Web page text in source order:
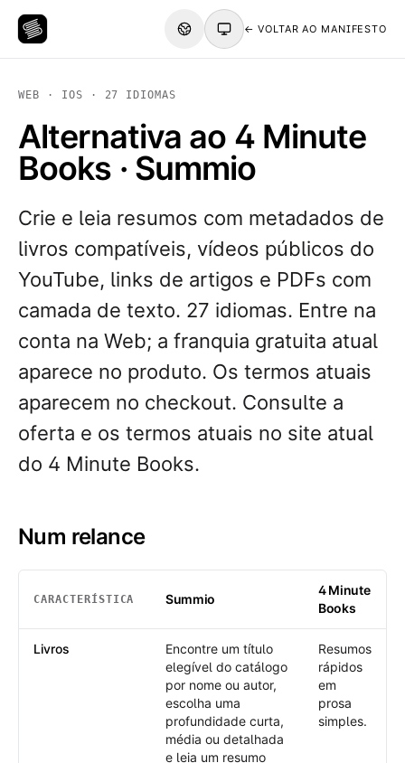
← VOLTAR AO MANIFESTO
WEB · IOS · 27 IDIOMAS
Alternativa ao 4 Minute
Books · Summio
Crie e leia resumos com metadados de
livros compatíveis, vídeos públicos do
YouTube, links de artigos e PDFs com
camada de texto. 27 idiomas. Entre na
conta na Web; a franquia gratuita atual
aparece no produto. Os termos atuais
aparecem no checkout. Consulte a
oferta e os termos atuais no site atual
do 4 Minute Books.
Num relance
CARACTERÍSTICA Summio
4 Minute
Books
Livros
Encontre um título
elegível do catálogo
por nome ou autor,
escolha uma
profundidade curta,
média ou detalhada
e leia um resumo
Resumos
rápidos
em
prosa
simples.